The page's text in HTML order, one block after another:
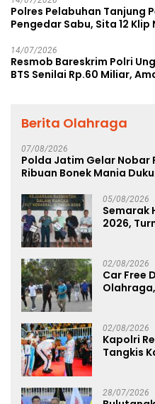
Polres Pelabuhan Tanjung
Pengedar Sabu, Sita 12
14/07/2026
Resmob Bareskrim Polri
BTS Senilai Rp.60 Miliar,
Berita Olahraga
07/08/2026
Polda Jatim Gelar Nobar
Ribuan Bonek Mania
05/08/2026
Semarak
2026,
02/08/2026
Car Free
02/08/2026
Kapolri
Tangkis
28/07/2026